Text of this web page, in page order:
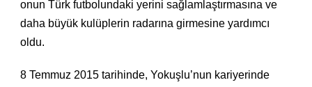
onun Türk futbolundaki yerini sağlamlaştırmasına ve
daha büyük kulüplerin radarına girmesine yardımcı
oldu.
8 Temmuz 2015 tarihinde, Yokuşlu’nun kariyerinde